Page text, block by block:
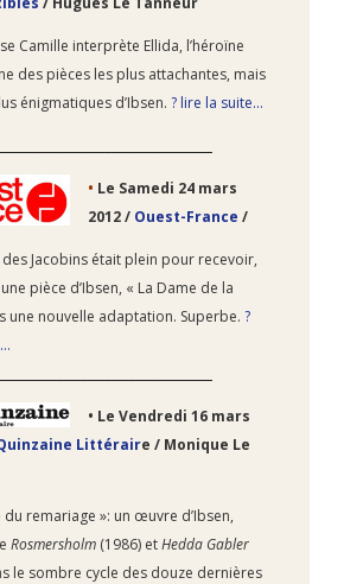
Camille interprète Ellida, l’héroïne
des pièces les plus attachantes, mais
énigmatiques d’Ibsen. ? lire la suite…
• Le Samedi 24 mars
2012 / Ouest-France /
des Jacobins était plein pour recevoir,
pièce d’Ibsen, « La Dame de la
une nouvelle adaptation. Superbe. ?
• Le Vendredi 16 mars
Littéraire / Monique Le
du remariage »: un œuvre d’Ibsen,
Rosmersholm(1986) etHedda Gabler
le sombre cycle des douze dernières